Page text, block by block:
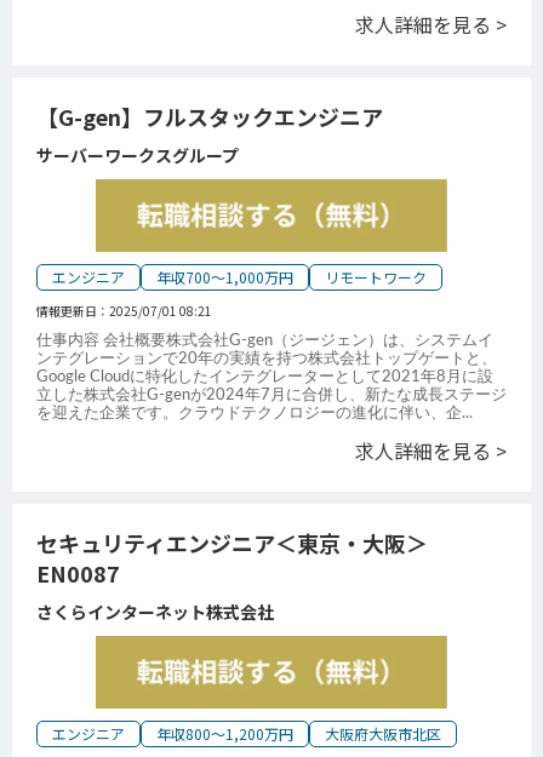
求人詳細を見る >
【G-gen】フルスタックエンジニア
サーバーワークスグループ
エンジニア 年収700～1,000万円 リモートワーク
情報更新日： 2025/07/01 08:21
仕事内容 会社概要株式会社G-gen（ジージェン）は、システムイ
ンテグレーションで20年の実績を持つ株式会社トップゲートと、
Google Cloudに特化したインテグレーターとして2021年8月に設
立した株式会社G-genが2024年7月に合併し、新たな成長ステージ
を迎えた企業です。クラウドテクノロジーの進化に伴い、企...
求人詳細を見る >
セキュリティエンジニア＜東京・大阪＞
EN0087
さくらインターネット株式会社
エンジニア 年収800～1,200万円 大阪府大阪市北区